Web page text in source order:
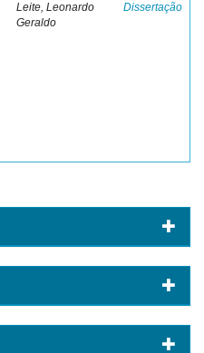
Leite, Leonardo
Geraldo
Dissertação